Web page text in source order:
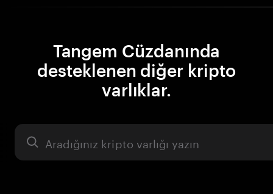
Tangem Cüzdanında
desteklenen diğer kripto
varlıklar.
Varlık